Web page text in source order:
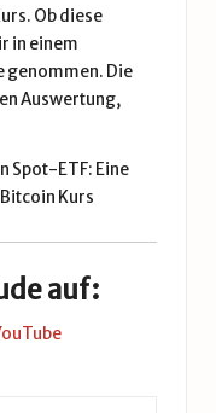
Ob diese
in einem
genommen. Die
Auswertung,
Spot-ETF: Eine
Kurs
auf: